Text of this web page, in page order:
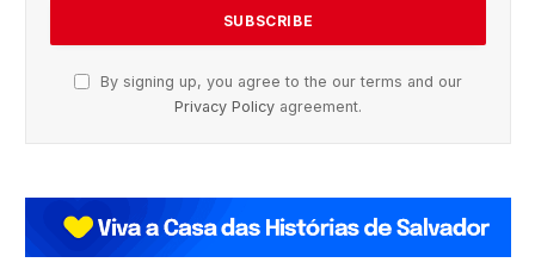
By signing up, you agree to the our terms and our
Privacy Policy agreement.